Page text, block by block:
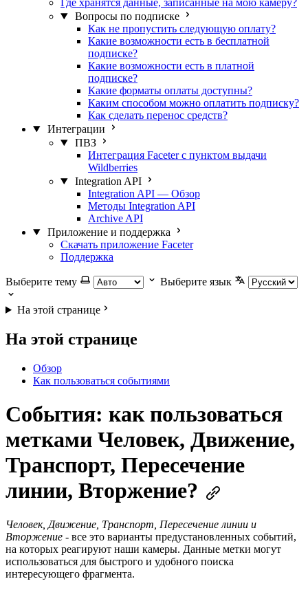
Где хранятся данные, записанные на мою камеру?
Вопросы по подписке
Как не пропустить следующую оплату?
Какие возможности есть в бесплатной
подписке?
Какие возможности есть в платной
подписке?
Какие форматы оплаты доступны?
Каким способом можно оплатить подписку?
Как сделать перенос средств?
Интеграции
ПВЗ
Интеграция Faceter с пунктом выдачи
Wildberries
Integration API
Integration API — Обзор
Методы Integration API
Archive API
Приложение и поддержка
Скачать приложение Faceter
Поддержка
Выберите тему Выберите язык
На этой странице
На этой странице
Обзор
Как пользоваться событиями
События: как пользоваться
метками Человек, Движение,
Транспорт, Пересечение
линии, Вторжение?
Человек, Движение, Транспорт, Пересечение линии и
Вторжение - все это варианты предустановленных событий,
на которых реагируют наши камеры. Данные метки могут
использоваться для быстрого и удобного поиска
интересующего фрагмента.